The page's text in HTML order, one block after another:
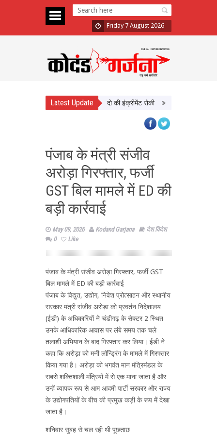
Friday 7 August 2026
Latest Update
दिखाई सख्ती, 3 अधिकारी निलंबित; दो की इंक्रीमेंट रोकी पंजाब चुनाव से पहले PM
पंजाब के मंत्री संजीव
अरोड़ा गिरफ्तार, फर्जी
GST बिल मामले में ED की
बड़ी कार्रवाई
May 09, 2026 Kodand Garjana
देश विदेश
0
Like
पंजाब के मंत्री संजीव अरोड़ा गिरफ्तार, फर्जी GST
बिल मामले में ED की बड़ी कार्रवाई
पंजाब के विद्युत, उद्योग, निवेश प्रोत्साहन और स्थानीय
सरकार मंत्री संजीव अरोड़ा को प्रवर्तन निदेशालय
(ईडी) के अधिकारियों ने चंडीगढ़ के सेक्टर 2 स्थित
उनके आधिकारिक आवास पर लंबे समय तक चले
तलाशी अभियान के बाद गिरफ्तार कर लिया। ईडी ने
कहा कि अरोड़ा को मनी लॉन्ड्रिंग के मामले में गिरफ्तार
किया गया है। अरोड़ा को भगवंत मान मंत्रिमंडल के
सबसे शक्तिशाली मंत्रियों में से एक माना जाता है और
उन्हें व्यापक रूप से आम आदमी पार्टी सरकार और राज्य
के उद्योगपतियों के बीच की प्रमुख कड़ी के रूप में देखा
जाता है।
शनिवार सुबह से चल रही थी पूछताछ